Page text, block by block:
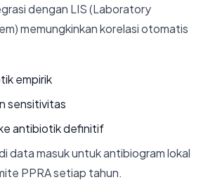
dengan LIS (Laboratory
memungkinkan korelasi otomatis
empirik
sensitivitas
antibiotik definitif
data masuk untuk antibiogram lokal
PPRA setiap tahun.